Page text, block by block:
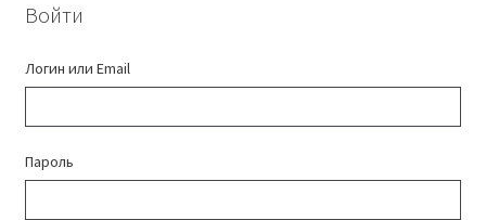
Войти
Логин или Email
Пароль